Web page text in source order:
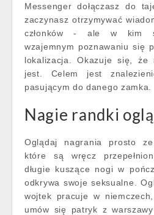
Messenger dołączasz do
zaczynasz otrzymywać
członków - ale w kim
wzajemnym poznawaniu się
lokalizacja. Okazuje się, że
jest. Celem jest
pasującym do danego zamka.
Nagie randki
Oglądaj nagrania prosto
które są wręcz
długie kuszące nogi w
odkrywa swoje seksualne.
wojtek pracuje w
umów się patryk z